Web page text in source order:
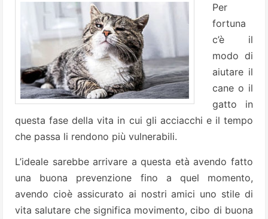
Per
fortuna
c’è il
modo di
aiutare il
cane o il
gatto in
questa fase della vita in cui gli acciacchi e il tempo
che passa li rendono più vulnerabili.
L’ideale sarebbe arrivare a questa età avendo fatto
una buona prevenzione fino a quel momento,
avendo cioè assicurato ai nostri amici uno stile di
vita salutare che significa movimento, cibo di buona